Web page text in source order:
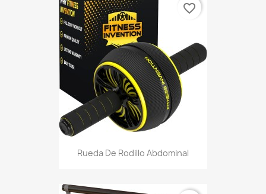
Rueda De Rodillo Abdominal
favorite_border